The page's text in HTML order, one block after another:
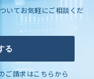
いてお気軽にご相談くだ
る
ご請求はこちらから